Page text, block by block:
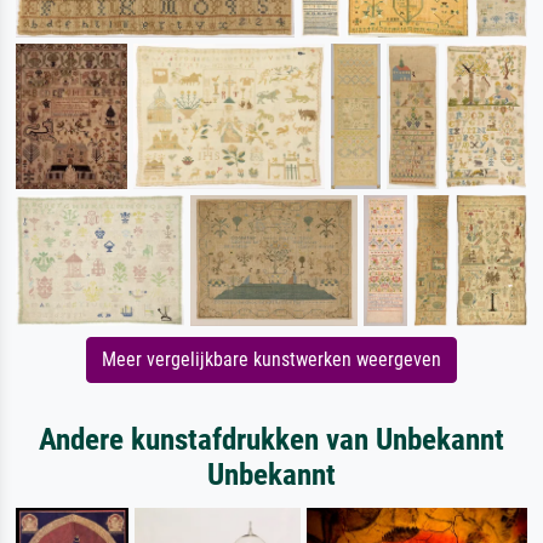
Meer vergelijkbare kunstwerken weergeven
Andere kunstafdrukken van Unbekannt
Unbekannt